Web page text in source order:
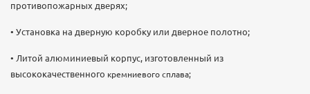
противопожарных дверях;
• Установка на дверную коробку или дверное полотно;
• Литой алюминиевый корпус, изготовленный из
высококачественного кремниевого сплава;